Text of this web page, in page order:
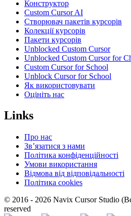
Конструктор
Custom Cursor AI
Створювач пакетів курсорів
Колекції курсорів
Пакети курсорів
Unblocked Custom Cursor
Unblocked Custom Cursor for
Custom Cursor for School
Unblock Cursor for School
Як використовувати
Оцініть нас
Links
Про нас
Зв’язатися з нами
Політика конфіденційності
Умови використання
Відмова від відповідальності
Політика cookies
© 2016 - 2026 Navix Cursor Studio
reserved